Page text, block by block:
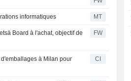
informatiques MT
Board à l'achat, objectif de
FW
à Milan pour
CI